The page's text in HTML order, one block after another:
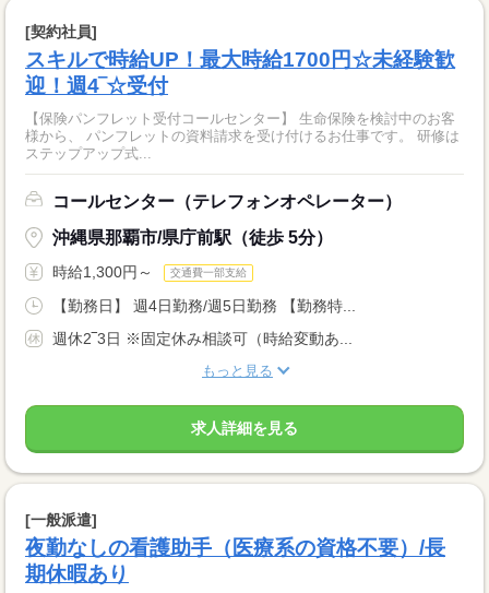
[契約社員]
スキルで時給UP！最大時給1700円☆未経験歓
迎！週4‾☆受付
【保険パンフレット受付コールセンター】 生命保険を検討中のお客
様から、 パンフレットの資料請求を受け付けるお仕事です。 研修は
ステップアップ式...
コールセンター（テレフォンオペレーター）
沖縄県那覇市/県庁前駅（徒歩 5分）
時給1,300円～ 交通費一部支給
【勤務日】 週4日勤務/週5日勤務 【勤務特...
週休2‾3日 ※固定休み相談可（時給変動あ...
もっと見る
求人詳細を見る
[一般派遣]
夜勤なしの看護助手（医療系の資格不要）/長
期休暇あり